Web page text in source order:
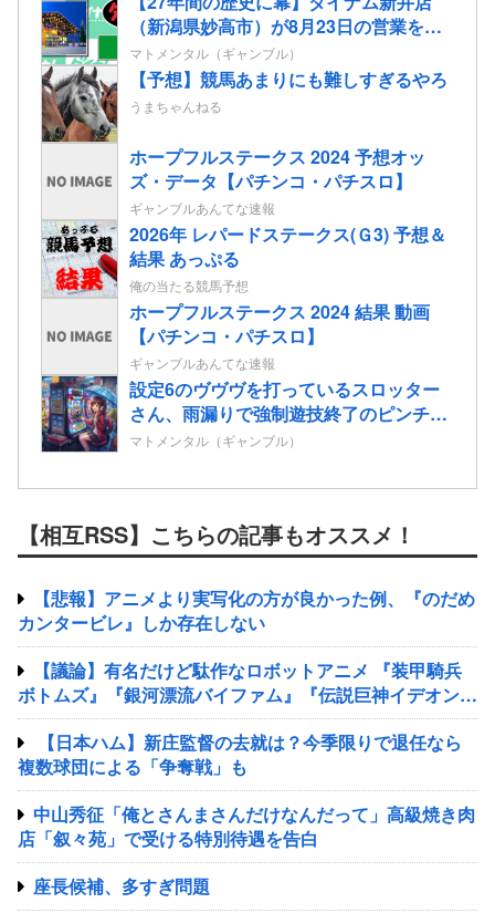
（新潟県妙高市）が8月23日の営業をも
って閉店へ
マトメンタル（ギャンブル）
【予想】競馬あまりにも難しすぎるやろ
うまちゃんねる
ホープフルステークス 2024 予想オッ
ズ・データ【パチンコ・パチスロ】
ギャンブルあんてな速報
2026年 レパードステークス(Ｇ3) 予想＆
結果 あっぷる
俺の当たる競馬予想
ホープフルステークス 2024 結果 動画
【パチンコ・パチスロ】
ギャンブルあんてな速報
設定6のヴヴヴを打っているスロッター
さん、雨漏りで強制遊技終了のピンチ…
マトメンタル（ギャンブル）
【相互RSS】こちらの記事もオススメ！
【悲報】アニメより実写化の方が良かった例、『のだめ
カンタービレ』しか存在しない
【議論】有名だけど駄作なロボットアニメ 『装甲騎兵
ボトムズ』『銀河漂流バイファム』『伝説巨神イデオン』
『超獣機神ダンクーガ』『銀河疾風サスライガー』
【日本ハム】新庄監督の去就は？今季限りで退任なら
複数球団による「争奪戦」も
中山秀征「俺とさんまさんだけなんだって」高級焼き肉
店「叙々苑」で受ける特別待遇を告白
座長候補、多すぎ問題